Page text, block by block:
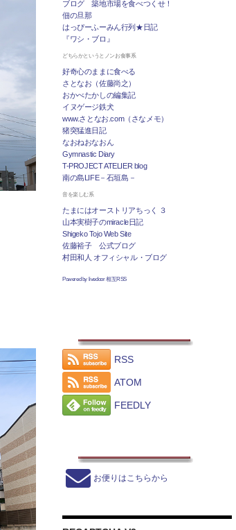
ブログ 築地市場を食べつくせ！
佃の旦那
はっぴーふーみん行列★日記
『ワシ・ブロ』
どちらかというとノンお食事系
好奇心のままに食べる
さとなお（佐藤尚之）
おかべたかしの編集記
イヌゲージ鉄犬
www.さとなお.com（さなメモ）
猪突猛進日記
なおねおなおん
Gymnastic Diary
T-PROJECT ATELIER blog
南の島LIFE－石垣島－
音を楽しむ系
たまにはオーストリアちっく ３
山本実樹子のmiracle日記
Shigeko Tojo Web Site
佐藤裕子 公式ブログ
村田和人 オフィシャル・ブログ
Powered by livedoor 相互RSS
RSS
ATOM
FEEDLY
お便りはこちらから